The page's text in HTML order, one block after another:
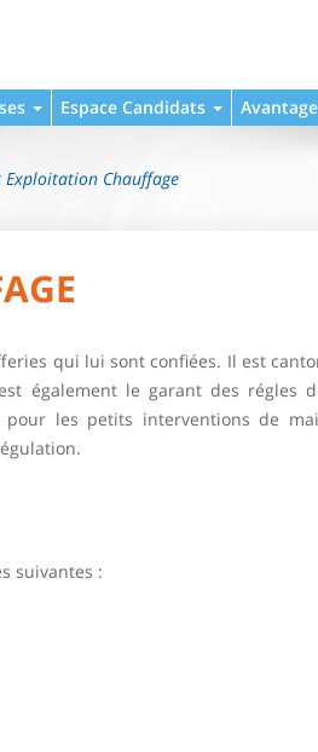
Espace Candidats
Exploitation Chauffage
qui lui sont confiées. Il est
également le garant des régles
les petits interventions de
suivantes :